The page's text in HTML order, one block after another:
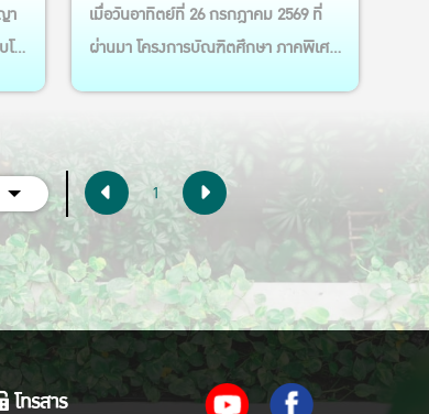
า
โท
เมื่อวันอาทิตย์ที่ 26 กรกฎาคม 2569 ที่
ผ่านมา โครงการบัณฑิตศึกษา ภาคพิเศษ
จาก คุณนริศรา วายนต์ ผู้อำนวยการก
ลุ่มยุทธศาสตร์และสารสนเทศ สำนักส่ง
เสริมและจัดการสินค้าเกษตร กรมส่ง
เสริมการเกษตร ร่วมเป็นวิทยากรบรร
ยา...
1(current)
โทรสาร